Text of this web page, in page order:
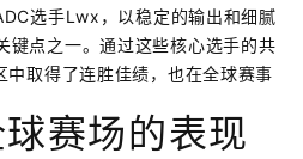
选手Lwx，以稳定的输出和细腻
键点之一。通过这些核心选手的共
中取得了连胜佳绩，也在全球赛事
赛场的表现